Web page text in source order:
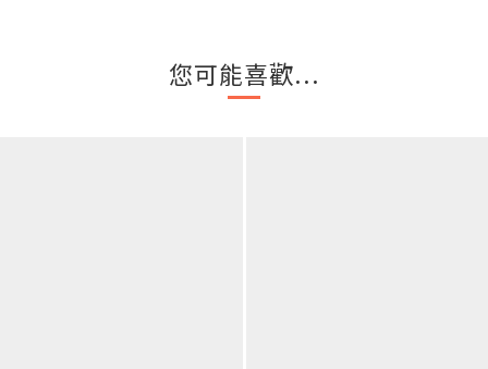
您可能喜歡...